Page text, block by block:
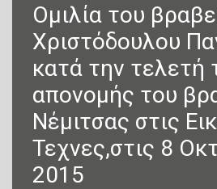
Ομιλία του
Χριστόδουλου
κατά την τελετή
απονομής του
Νέμιτσας στις
Τεχνες,στις 8
2015